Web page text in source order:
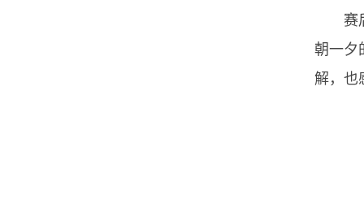
赛
朝一夕
解，也